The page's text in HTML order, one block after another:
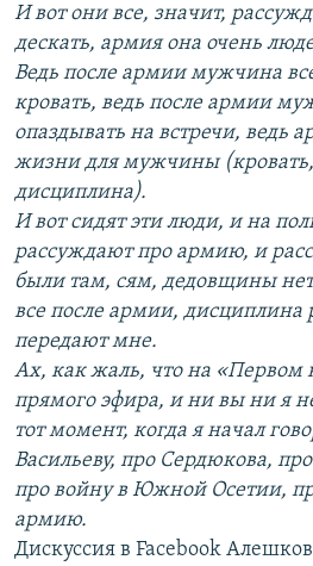
И вот они все, значит,
дескать, армия она очень
Ведь после армии мужчина
кровать, ведь после армии
опаздывать на встречи, ведь
жизни для мужчины (кровать,
дисциплина).
И вот сидят эти люди, и на
рассуждают про армию, и
были там, сям, дедовщины
все после армии, дисциплина
передают мне.
Ах, как жаль, что на «Первом
прямого эфира, и ни вы ни я
тот момент, когда я начал
Васильеву, про Сердюкова,
про войну в Южной Осетии,
армию.
Дискуссия в Facebook